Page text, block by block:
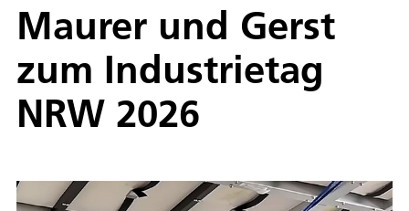
Maurer und Gerst
zum Industrietag
NRW 2026